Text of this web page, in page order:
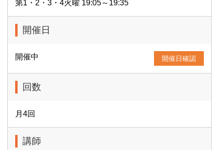
第1・2・3・4火曜 19:05～19:35
開催日
開催中 開催日確認
回数
月4回
講師